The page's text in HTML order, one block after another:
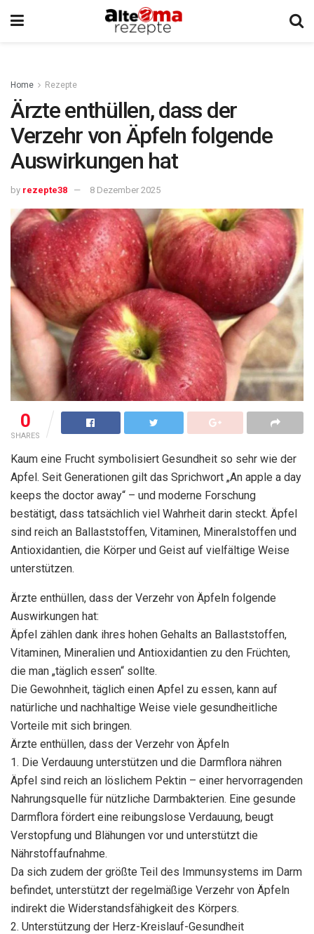
Home Rezepte
Ärzte enthüllen, dass der
Verzehr von Äpfeln folgende
Auswirkungen hat
by rezepte38 8 Dezember 2025
0
SHARES
Kaum eine Frucht symbolisiert Gesundheit so sehr wie der
Apfel. Seit Generationen gilt das Sprichwort „An apple a day
keeps the doctor away“ – und moderne Forschung
bestätigt, dass tatsächlich viel Wahrheit darin steckt. Äpfel
sind reich an Ballaststoffen, Vitaminen, Mineralstoffen und
Antioxidantien, die Körper und Geist auf vielfältige Weise
unterstützen.
Ärzte enthüllen, dass der Verzehr von Äpfeln folgende
Auswirkungen hat:
Äpfel zählen dank ihres hohen Gehalts an Ballaststoffen,
Vitaminen, Mineralien und Antioxidantien zu den Früchten,
die man „täglich essen“ sollte.
Die Gewohnheit, täglich einen Apfel zu essen, kann auf
natürliche und nachhaltige Weise viele gesundheitliche
Vorteile mit sich bringen.
Ärzte enthüllen, dass der Verzehr von Äpfeln
1. Die Verdauung unterstützen und die Darmflora nähren
Äpfel sind reich an löslichem Pektin – einer hervorragenden
Nahrungsquelle für nützliche Darmbakterien. Eine gesunde
Darmflora fördert eine reibungslose Verdauung, beugt
Verstopfung und Blähungen vor und unterstützt die
Nährstoffaufnahme.
Da sich zudem der größte Teil des Immunsystems im Darm
befindet, unterstützt der regelmäßige Verzehr von Äpfeln
indirekt die Widerstandsfähigkeit des Körpers.
2. Unterstützung der Herz-Kreislauf-Gesundheit